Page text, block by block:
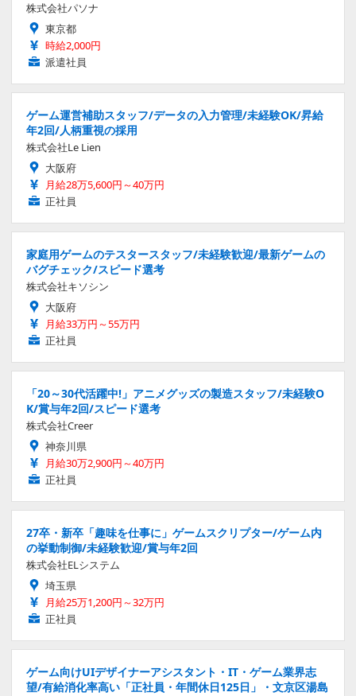
株式会社パソナ
東京都
時給2,000円
派遣社員
ゲーム運営補助スタッフ/データの入力管理/未経験OK/昇給
年2回/人柄重視の採用
株式会社Le Lien
大阪府
月給28万5,600円～40万円
正社員
家庭用ゲームのテスタースタッフ/未経験歓迎/最新ゲームの
バグチェック/スピード選考
株式会社キソシン
大阪府
月給33万円～55万円
正社員
「20～30代活躍中!」アニメグッズの製造スタッフ/未経験O
K/賞与年2回/スピード選考
株式会社Creer
神奈川県
月給30万2,900円～40万円
正社員
27卒・新卒「趣味を仕事に」ゲームスクリプター/ゲーム内
の挙動制御/未経験歓迎/賞与年2回
株式会社ELシステム
埼玉県
月給25万1,200円～32万円
正社員
ゲーム向けUIデザイナーアシスタント・IT・ゲーム業界志
望/有給消化率高い「正社員・年間休日125日」・文京区湯島